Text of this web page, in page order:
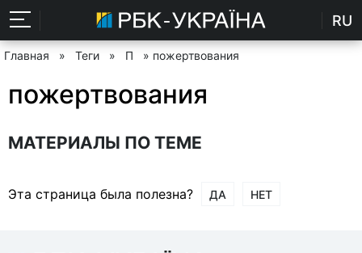
RU
Главная » Теги » П » пожертвования
пожертвования
МАТЕРИАЛЫ ПО ТЕМЕ
Эта страница была полезна? ДА НЕТ